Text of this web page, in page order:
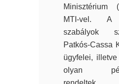
Minisztérium
MTI-vel. A
szabályok
Patkós-Cassa
ügyfelei,
olyan